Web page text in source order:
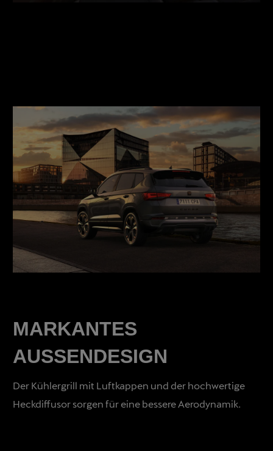
MARKANTES
AUSSENDESIGN
Der Kühlergrill mit Luftkappen und der hochwertige
Heckdiffusor sorgen für eine bessere Aerodynamik.